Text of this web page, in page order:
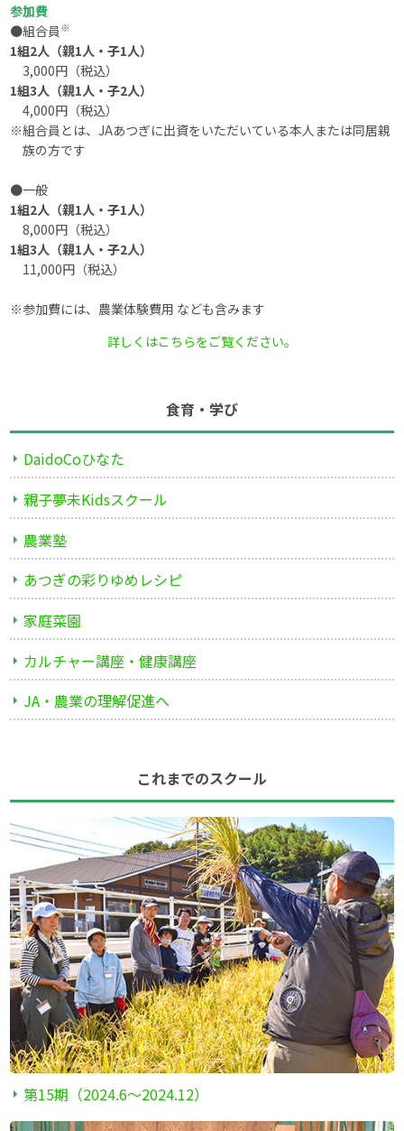
参加費
●組合員 ※
1組2人（親1人・子1人）
3,000円（税込）
1組3人（親1人・子2人）
4,000円（税込）
※組合員とは、JAあつぎに出資をいただいている本人または同居親
族の方です
●一般
1組2人（親1人・子1人）
8,000円（税込）
1組3人（親1人・子2人）
11,000円（税込）
※参加費には、農業体験費用 なども含みます
詳しくはこちらをご覧ください。
食育・学び
DaidoCoひなた
親子夢未Kidsスクール
農業塾
あつぎの彩りゆめレシピ
家庭菜園
カルチャー講座・健康講座
JA・農業の理解促進へ
これまでのスクール
第15期（2024.6〜2024.12）